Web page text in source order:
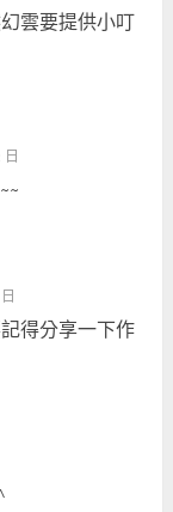
雲要提供小叮
得分享一下作